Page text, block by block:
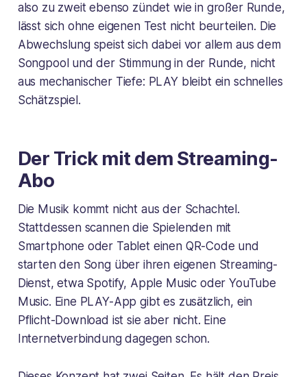
also zu zweit ebenso zündet wie in großer Runde,
lässt sich ohne eigenen Test nicht beurteilen. Die
Abwechslung speist sich dabei vor allem aus dem
Songpool und der Stimmung in der Runde, nicht
aus mechanischer Tiefe: PLAY bleibt ein schnelles
Schätzspiel.
Der Trick mit dem Streaming-
Abo
Die Musik kommt nicht aus der Schachtel.
Stattdessen scannen die Spielenden mit
Smartphone oder Tablet einen QR-Code und
starten den Song über ihren eigenen Streaming-
Dienst, etwa Spotify, Apple Music oder YouTube
Music. Eine PLAY-App gibt es zusätzlich, ein
Pflicht-Download ist sie aber nicht. Eine
Internetverbindung dagegen schon.